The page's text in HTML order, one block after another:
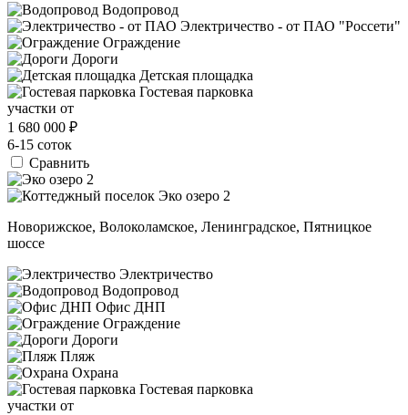
Водопровод
Электричество - от ПАО "Россети"
Ограждение
Дороги
Детская площадка
Гостевая парковка
участки от
1 680 000 ₽
6-15 соток
Сравнить
Новорижское, Волоколамское, Ленинградское, Пятницкое
шоссе
Электричество
Водопровод
Офис ДНП
Ограждение
Дороги
Пляж
Охрана
Гостевая парковка
участки от